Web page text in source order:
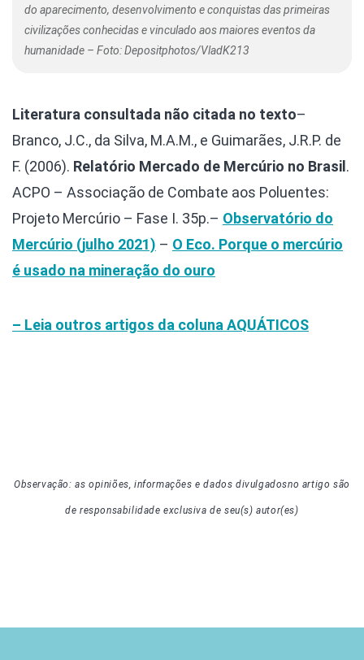
do aparecimento, desenvolvimento e conquistas das primeiras
civilizações conhecidas e vinculado aos maiores eventos da
humanidade – Foto: Depositphotos/VladK213
Literatura consultada não citada no texto–
Branco, J.C., da Silva, M.A.M., e Guimarães, J.R.P. de
F. (2006). Relatório Mercado de Mercúrio no Brasil .
ACPO – Associação de Combate aos Poluentes:
Projeto Mercúrio – Fase I. 35p.– Observatório do
Mercúrio (julho 2021) – O Eco. Porque o mercúrio
é usado na mineração do ouro
– Leia outros artigos da colunaAQUÁTICOS
Observação: as opiniões, informações e dados divulgadosno artigosão
de responsabilidade exclusiva de seu(s) autor(es)